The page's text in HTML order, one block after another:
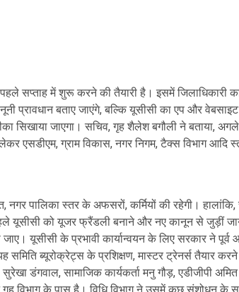
सप्ताह में शुरू करने की तैयारी है। इसमें जिलाधिकारी
प्रावधान बताए जाएंगे, बल्कि यूसीसी का एप और
सिखाया जाएगा। सचिव, गृह शैलेश बगौली ने बताया,
एसडीएम, ग्राम विकास, नगर निगम, टैक्स विभाग आदि
पालिका स्तर के अफसरों, कर्मियों की रहेगी। हालांकि,
यूसीसी को यूजर फ्रैंडली बनाने और नए कानून से जुड़ीं
यूसीसी के प्रभावी कार्यान्वयन के लिए सरकार ने
समिति ब्यूरोक्रेट्स के प्रशिक्षण, मास्टर ट्रेनर्स तैयार
सुरेखा डंगवाल, सामाजिक कार्यकर्ता मनु गौड़, एडीजीपी